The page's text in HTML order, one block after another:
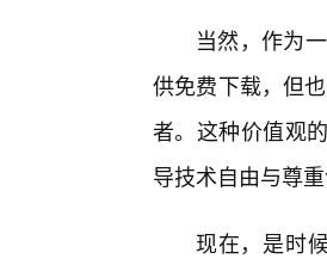
当然，作为
供免费下载，但
者。这种价值观
导技术自由与尊重
现在，是时